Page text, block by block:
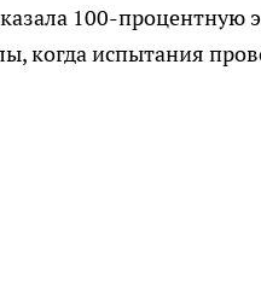
100-процентную
когда испытания